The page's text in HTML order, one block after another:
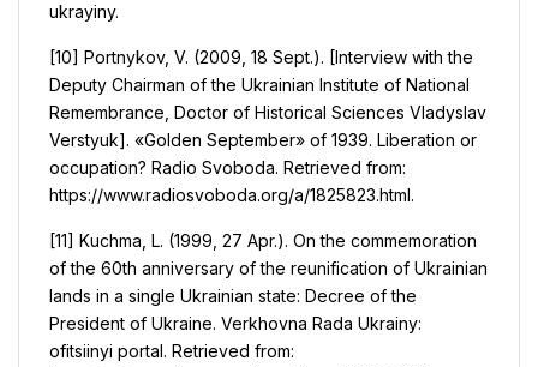
ukrayiny.
[10] Portnykov, V. (2009, 18 Sept.). [Interview with the
Deputy Chairman of the Ukrainian Institute of National
Remembrance, Doctor of Historical Sciences Vladyslav
Verstyuk]. «Golden September» of 1939. Liberation or
occupation? Radio Svoboda. Retrieved from:
https://www.radiosvoboda.org/a/1825823.html.
[11] Kuchma, L. (1999, 27 Apr.). On the commemoration
of the 60th anniversary of the reunification of Ukrainian
lands in a single Ukrainian state: Decree of the
President of Ukraine. Verkhovna Rada Ukrainy:
ofitsiinyi portal. Retrieved from: